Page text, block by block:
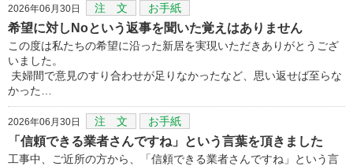
2026年06月30日 注 文 お手紙
希望に対しNoという返事を聞いた覚えはありません
この度は私たちの希望に沿った新居を実現いただきありがとうござ
いました。
夫婦間で意見のすり合わせが足りなかったなど、思い返せば至らな
かった…
2026年06月30日 注 文 お手紙
「信頼できる業者さんですね」という言葉を頂きました
工事中、ご近所の方から、「信頼できる業者さんですね」という言